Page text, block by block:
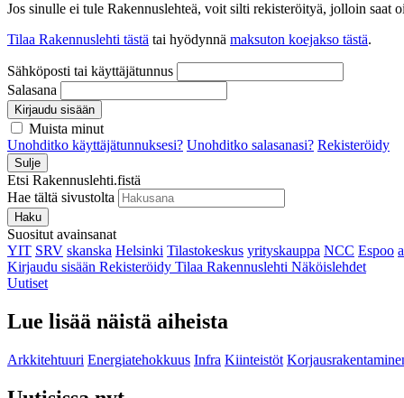
Jos sinulle ei tule Rakennuslehteä, voit silti rekisteröityä, jolloin saat
Tilaa Rakennuslehti tästä tai hyödynnä maksuton koejakso tästä.
Sähköposti tai käyttäjätunnus
Salasana
Kirjaudu sisään
Muista minut
Unohditko käyttäjätunnuksesi? Unohditko salasanasi? Rekisteröidy
Sulje
Etsi Rakennuslehti.fistä
Hae tältä sivustolta
Haku
Suositut avainsanat
YIT SRV skanska Helsinki Tilastokeskus yrityskauppa NCC Espoo
Kirjaudu sisään Rekisteröidy Tilaa Rakennuslehti Näköislehdet
Uutiset
Lue lisää näistä aiheista
Arkkitehtuuri Energiatehokkuus Infra Kiinteistöt